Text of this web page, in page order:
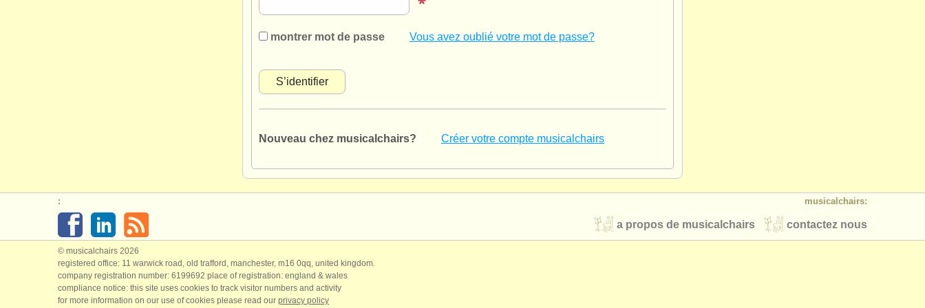
montrer mot de passe Vous avez oublié votre mot de passe?
Nouveau chez musicalchairs? Créer votre compte musicalchairs
musicalchairs:
contactez nous
a propos de musicalchairs
:
© musicalchairs 2026
registered office: 11 warwick road, old trafford, manchester, m16 0qq, united kingdom.
company registration number: ​6199692 place of registration: england & wales
compliance notice: ​this site uses cookies to track visitor numbers and activity
for more information on our use of cookies please read our privacy policy